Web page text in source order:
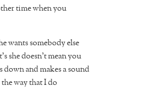
time when you
wants somebody else
she doesn’t mean you
down and makes a sound
the way that I do